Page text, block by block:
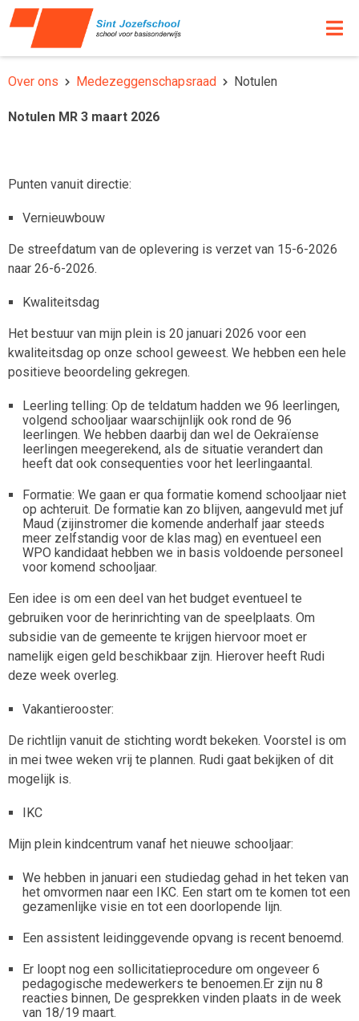
Over ons Medezeggenschapsraad Notulen
Notulen MR 3 maart 2026
Punten vanuit directie:
Vernieuwbouw
De streefdatum van de oplevering is verzet van 15-6-2026
naar 26-6-2026.
Kwaliteitsdag
Het bestuur van mijn plein is 20 januari 2026 voor een
kwaliteitsdag op onze school geweest. We hebben een hele
positieve beoordeling gekregen.
Leerling telling: Op de teldatum hadden we 96 leerlingen,
volgend schooljaar waarschijnlijk ook rond de 96
leerlingen. We hebben daarbij dan wel de Oekraïense
leerlingen meegerekend, als de situatie verandert dan
heeft dat ook consequenties voor het leerlingaantal.
Formatie: We gaan er qua formatie komend schooljaar niet
op achteruit. De formatie kan zo blijven, aangevuld met juf
Maud (zijinstromer die komende anderhalf jaar steeds
meer zelfstandig voor de klas mag) en eventueel een
WPO kandidaat hebben we in basis voldoende personeel
voor komend schooljaar.
Een idee is om een deel van het budget eventueel te
gebruiken voor de herinrichting van de speelplaats. Om
subsidie van de gemeente te krijgen hiervoor moet er
namelijk eigen geld beschikbaar zijn. Hierover heeft Rudi
deze week overleg.
Vakantierooster:
De richtlijn vanuit de stichting wordt bekeken. Voorstel is om
in mei twee weken vrij te plannen. Rudi gaat bekijken of dit
mogelijk is.
IKC
Mijn plein kindcentrum vanaf het nieuwe schooljaar:
We hebben in januari een studiedag gehad in het teken van
het omvormen naar een IKC. Een start om te komen tot een
gezamenlijke visie en tot een doorlopende lijn.
Een assistent leidinggevende opvang is recent benoemd.
Er loopt nog een sollicitatieprocedure om ongeveer 6
pedagogische medewerkers te benoemen.Er zijn nu 8
reacties binnen, De gesprekken vinden plaats in de week
van 18/19 maart.